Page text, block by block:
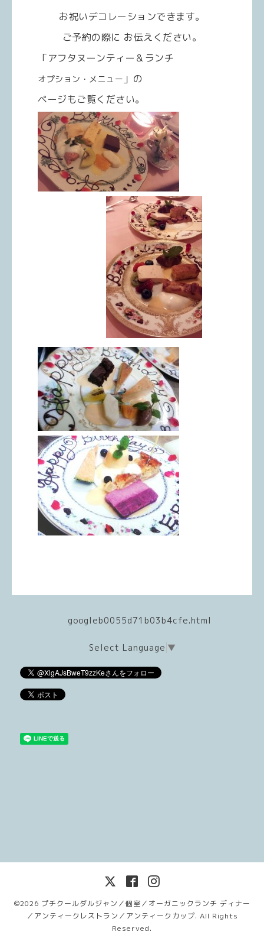
お祝いデコレーションできます。
ご予約の際に お伝えください。
「アフタヌーンティー＆ランチ
オプション・メニュー 」の
ページもご覧ください。
googleb0055d71b03b4cfe.html
Select Language ▼
©2026 プチクールダルジャン／個室／オーガニックランチ ディナー
／アンティークレストラン／アンティークカップ. All Rights
Reserved.